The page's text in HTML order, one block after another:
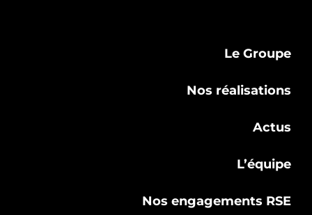
Le Groupe
Nos réalisations
Actus
L’équipe
Nos engagements RSE